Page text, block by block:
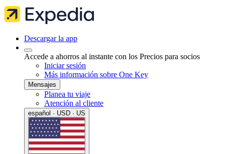
Descargar la app
Accede a ahorros al instante con los Precios para socios
Iniciar sesión
Más información sobre One Key
Mensajes
Planea tu viaje
Atención al cliente
español · USD · US